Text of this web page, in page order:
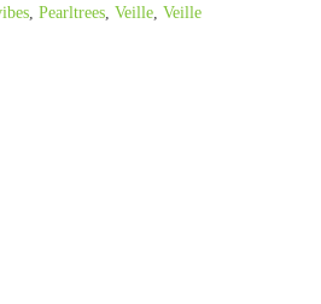
Pearltrees Veille Veille